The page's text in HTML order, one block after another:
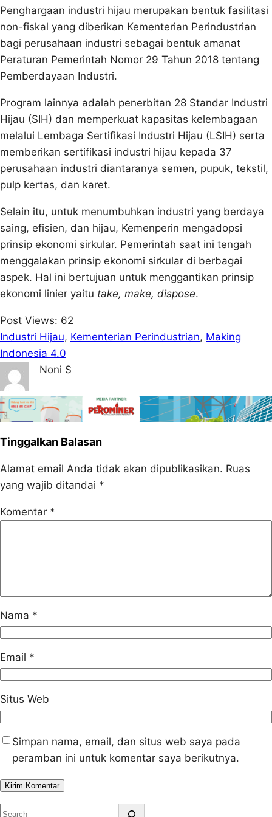
Penghargaan industri hijau merupakan bentuk fasilitasi
non-fiskal yang diberikan Kementerian Perindustrian
bagi perusahaan industri sebagai bentuk amanat
Peraturan Pemerintah Nomor 29 Tahun 2018 tentang
Pemberdayaan Industri.
Program lainnya adalah penerbitan 28 Standar Industri
Hijau (SIH) dan memperkuat kapasitas kelembagaan
melalui Lembaga Sertifikasi Industri Hijau (LSIH) serta
memberikan sertifikasi industri hijau kepada 37
perusahaan industri diantaranya semen, pupuk, tekstil,
pulp kertas, dan karet.
Selain itu, untuk menumbuhkan industri yang berdaya
saing, efisien, dan hijau, Kemenperin mengadopsi
prinsip ekonomi sirkular. Pemerintah saat ini tengah
menggalakan prinsip ekonomi sirkular di berbagai
aspek. Hal ini bertujuan untuk menggantikan prinsip
ekonomi linier yaitu take, make, dispose.
Post Views: 62
Industri Hijau, Kementerian Perindustrian, Making
Indonesia 4.0
Noni S
Tinggalkan Balasan
Alamat email Anda tidak akan dipublikasikan. Ruas
yang wajib ditandai *
Komentar *
Nama *
Email *
Situs Web
Simpan nama, email, dan situs web saya pada
peramban ini untuk komentar saya berikutnya.
S